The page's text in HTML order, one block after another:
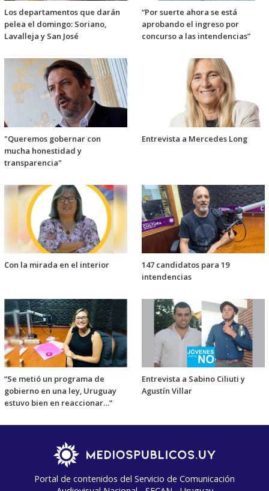
Los departamentos que darán
pelea el domingo: Soriano,
Lavalleja y San José
“Por suerte ahora se está
aprobando el ingreso por
concurso a las intendencias”
"Queremos gobernar con
mucha honestidad y
transparencia"
Entrevista a Mercedes Long
Con la mirada en el interior
147 candidatos para 19
intendencias
“Se metió un programa de
gobierno en una ley, Uruguay
estuvo bien en reaccionar…”
Entrevista a Sabino Ciliuti y
Agustín Villar
Portal de contenidos del Servicio de Comunicación